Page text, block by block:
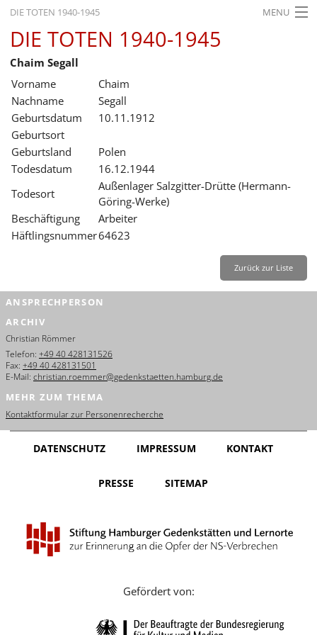
DIE TOTEN 1940-1945 MENU
STARTSEITE
AKTUELLES
AUSSTELLUNGEN
GESCHICHTE
BILDUNG
SERVICE
Deutsch Zurück
Deutsch
Français
Dansk
Español
Italiano
Português
Yкраїнський
Русский
Gebärdensprache
DIE TOTEN 1940-1945
Chaim Segall
Vorname
Chaim
Nachname
Segall
Geburtsdatum
10.11.1912
Geburtsort
Geburtsland
Polen
Todesdatum
16.12.1944
Todesort
Außenlager Salzgitter-Drütte (Hermann-
Göring-Werke)
Beschäftigung
Arbeiter
Häftlingsnummer64623
Zurück zur Liste
ANSPRECHPERSON
ARCHIV
Christian Römmer
Telefon: +49 40 428131526
Fax: +49 40 428131501
E-Mail: christian.roemmer@gedenkstaetten.hamburg.de
MEHR ZUM THEMA
Kontaktformular zur Personenrecherche
DATENSCHUTZ IMPRESSUM KONTAKT
PRESSE SITEMAP
Gefördert von: